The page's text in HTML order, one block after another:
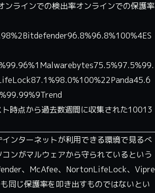
ラインでの検出率オンラインでの保護率
時点から過去数週間に収集された10013
ンターネットが利用できる環境で見るべ
ンがマルウェアから守られているという
、McAfee、NortonLifeLock、Vipre
同じ保護率を叩き出すものではないとい